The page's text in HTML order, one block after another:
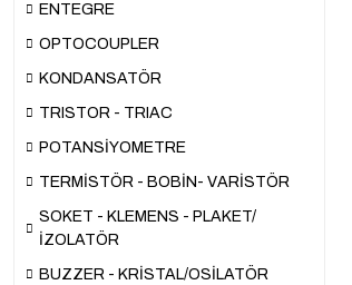
ENTEGRE
OPTOCOUPLER
KONDANSATÖR
TRISTOR - TRIAC
POTANSİYOMETRE
TERMİSTÖR - BOBİN- VARİSTÖR
SOKET - KLEMENS - PLAKET/
İZOLATÖR
BUZZER - KRİSTAL/OSİLATÖR